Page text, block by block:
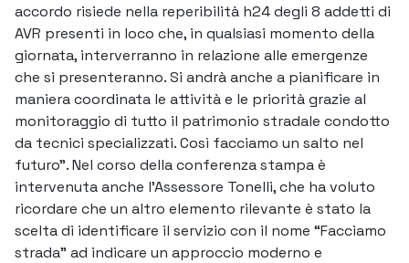
accordo risiede nella reperibilità h24 degli 8 addetti di
AVR presenti in loco che, in qualsiasi momento della
giornata, interverranno in relazione alle emergenze
che si presenteranno. Si andrà anche a pianificare in
maniera coordinata le attività e le priorità grazie al
monitoraggio di tutto il patrimonio stradale condotto
da tecnici specializzati. Così facciamo un salto nel
futuro”. Nel corso della conferenza stampa è
intervenuta anche l’Assessore Tonelli, che ha voluto
ricordare che un altro elemento rilevante è stato la
scelta di identificare il servizio con il nome “Facciamo
strada” ad indicare un approccio moderno e